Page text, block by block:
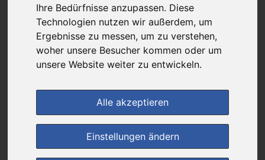
Ihre Bedürfnisse anzupassen. Diese
Technologien nutzen wir außerdem, um
Ergebnisse zu messen, um zu verstehen,
woher unsere Besucher kommen oder um
unsere Website weiter zu entwickeln.
Alle akzeptieren
Einstellungen ändern
Kein Preis bekannt
Das gewünschte Produkt ist derzeit bei keinem unserer Partner
erhältlich.
Jetzt bewerten!
zur Startseite